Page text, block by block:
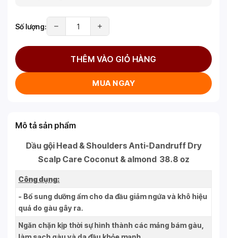
Số lượng:
THÊM VÀO GIỎ HÀNG
MUA NGAY
Mô tả sản phẩm
Dầu gội Head & Shoulders Anti-Dandruff Dry
Scalp Care Coconut & almond 38.8 oz
Công dụng:
- Bổ sung dưỡng ẩm cho da đầu giảm ngứa và khô hiệu
quả do gàu gây ra.
Ngăn chặn kịp thời sự hình thành các mảng bám gàu,